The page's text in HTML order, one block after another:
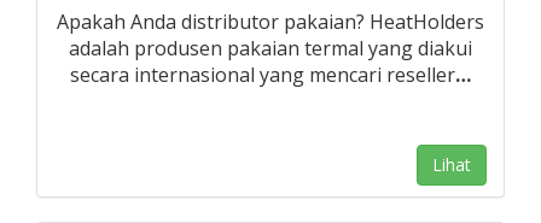
Apakah Anda distributor pakaian? HeatHolders
adalah produsen pakaian termal yang diakui
secara internasional yang mencari reseller…
Lihat